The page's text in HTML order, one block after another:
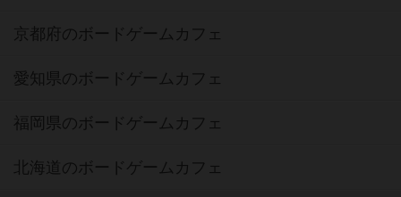
京都府のボードゲームカフェ
愛知県のボードゲームカフェ
福岡県のボードゲームカフェ
北海道のボードゲームカフェ